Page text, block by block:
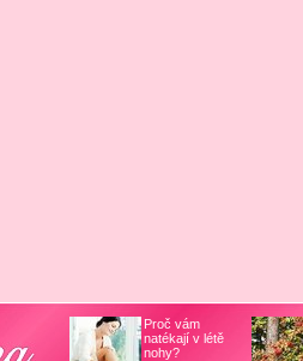
Proč vám
natékají v létě
nohy?